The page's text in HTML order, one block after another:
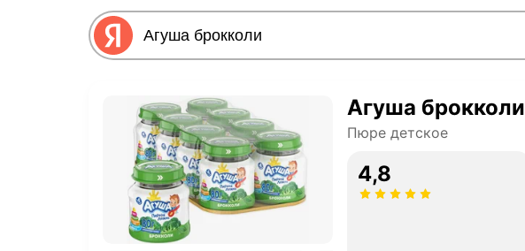
Агуша брокколи
Пюре детское
4,8